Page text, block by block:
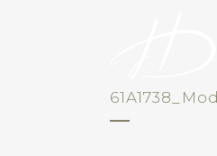
61A1738_Mod